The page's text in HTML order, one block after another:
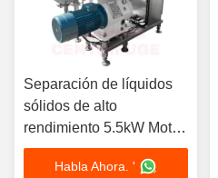
Separación de líquidos
sólidos de alto
rendimiento 5.5kW Motor
SS304 Bowl Certificado
Habla Ahora. '